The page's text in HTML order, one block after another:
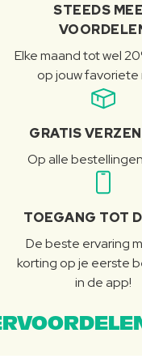
STEEDS
Elke maand tot wel
op jouw favoriete
GRATIS
Op alle
TOEGANG TOT
De beste ervaring
korting op je eerste
in de app!